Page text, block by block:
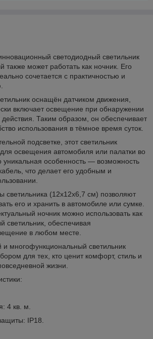
светодиодный светильник
также может работать как ночник. Его
сочетается с практичностью и
оснащён датчиком движения,
включает освещение при обнаружении
Таким образом, он обеспечивает
использования в тёмное время суток.
подсветке, этот светильник
освещения автомобиля или палатки во
уникальная особенность — возможность
что делает его удобным и
светильника (12x12x6,7 см) позволяют
его и хранить в автомобиле или сумке.
ночник можно использовать как
светильник, обеспечивая
в любом месте.
и многофункциональный светильник
для тех, кто ценит комфорт, стиль и
жизни.
4 кв. м.
IP18.